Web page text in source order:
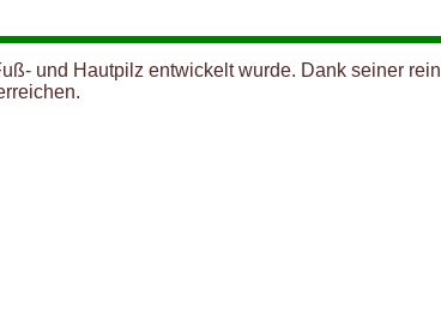
und Hautpilz entwickelt wurde. Dank seiner rein